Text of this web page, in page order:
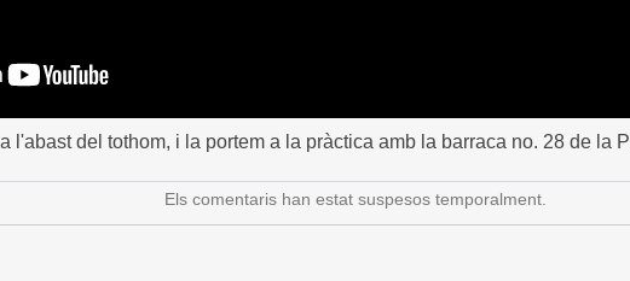
l'abast del tothom, i la portem a la pràctica amb la barraca no. 28 de la
Els comentaris han estat suspesos temporalment.